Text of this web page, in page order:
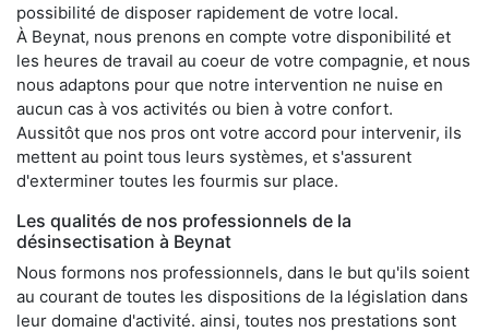
possibilité de disposer rapidement de votre local.
À Beynat, nous prenons en compte votre disponibilité et
les heures de travail au coeur de votre compagnie, et nous
nous adaptons pour que notre intervention ne nuise en
aucun cas à vos activités ou bien à votre confort.
Aussitôt que nos pros ont votre accord pour intervenir, ils
mettent au point tous leurs systèmes, et s'assurent
d'exterminer toutes les fourmis sur place.
Les qualités de nos professionnels de la
désinsectisation à Beynat
Nous formons nos professionnels, dans le but qu'ils soient
au courant de toutes les dispositions de la législation dans
leur domaine d'activité. ainsi, toutes nos prestations sont